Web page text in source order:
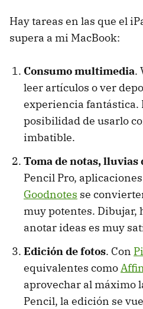
Hay tareas en las que el
supera a mi MacBook:
Consumo multimedia.
leer artículos o ver
experiencia fantástica.
posibilidad de usarlo
imbatible.
Toma de notas, lluvias
Pencil Pro,
Goodnotes se
muy potentes. Dibujar,
anotar ideas es muy
Edición de fotos. Con
equivalentes como
aprovechar al máximo
Pencil, la edición se